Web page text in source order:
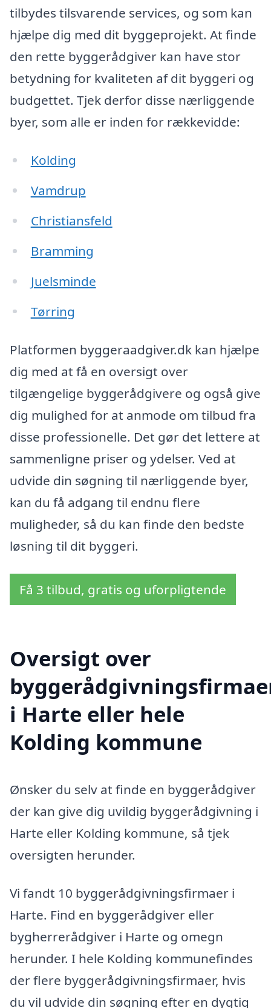
tilbydes tilsvarende services, og som kan
hjælpe dig med dit byggeprojekt. At finde
den rette byggerådgiver kan have stor
betydning for kvaliteten af dit byggeri og
budgettet. Tjek derfor disse nærliggende
byer, som alle er inden for rækkevidde:
Kolding
Vamdrup
Christiansfeld
Bramming
Juelsminde
Tørring
Platformen byggeraadgiver.dk kan hjælpe
dig med at få en oversigt over
tilgængelige byggerådgivere og også give
dig mulighed for at anmode om tilbud fra
disse professionelle. Det gør det lettere at
sammenligne priser og ydelser. Ved at
udvide din søgning til nærliggende byer,
kan du få adgang til endnu flere
muligheder, så du kan finde den bedste
løsning til dit byggeri.
Få 3 tilbud, gratis og uforpligtende
Oversigt over
i Harte eller hele
Kolding kommune
Ønsker du selv at finde en byggerådgiver
der kan give dig uvildig byggerådgivning i
Harte eller Kolding kommune, så tjek
oversigten herunder.
Vi fandt 10 byggerådgivningsfirmaer i
Harte. Find en byggerådgiver eller
bygherrerådgiver i Harte og omegn
herunder. I hele Kolding kommunefindes
der flere byggerådgivningsfirmaer, hvis
du vil udvide din søgning efter en dygtig